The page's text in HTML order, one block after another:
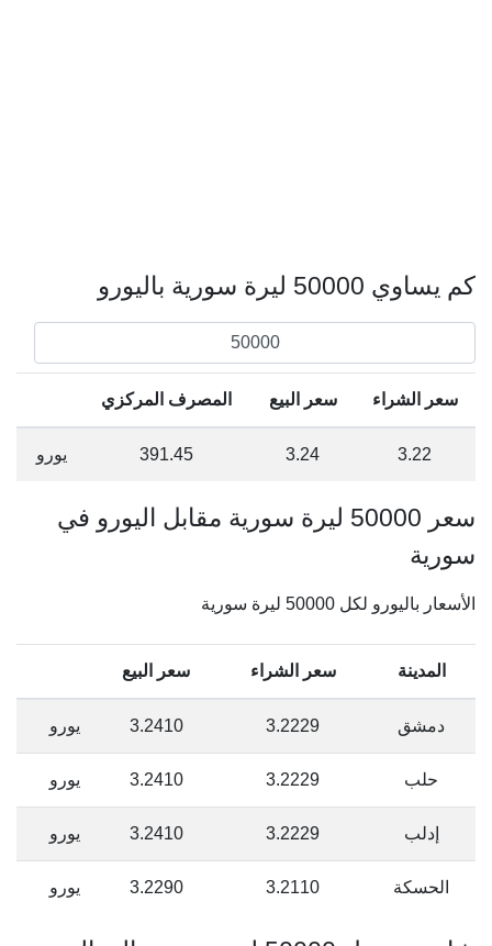
كم يساوي 50000 ليرة سورية باليورو
سعر الشراء سعر البيع المصرف المركزي
3.22
3.24
391.45 يورو
سعر 50000 ليرة سورية مقابل اليورو في
سورية
الأسعار باليورو لكل 50000 ليرة سورية
المدينة سعر الشراء سعر البيع
دمشق 3.2229
3.2410 يورو
حلب 3.2229
3.2410 يورو
إدلب 3.2229
3.2410 يورو
الحسكة 3.2110
3.2290 يورو